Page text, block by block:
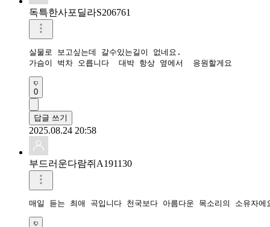
독특한사포딜라S206761
실물로 보고싶는데 갈수있는길이 없네요.
0
답글 쓰기
2025.08.24 20:58
부드러운다람쥐A191130
매일 듣는 최애 곡입니다 천국보다 아름다운 목소리의 소유자에